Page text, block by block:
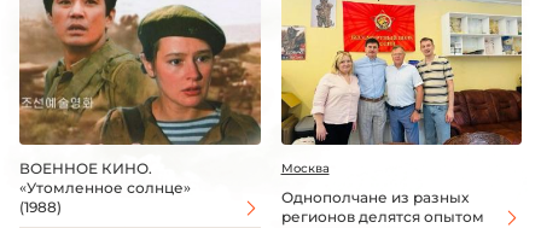
ВОЕННОЕ КИНО.
«Утомленное солнце»
(1988)
Москва
Однополчане из разных
регионов делятся опытом